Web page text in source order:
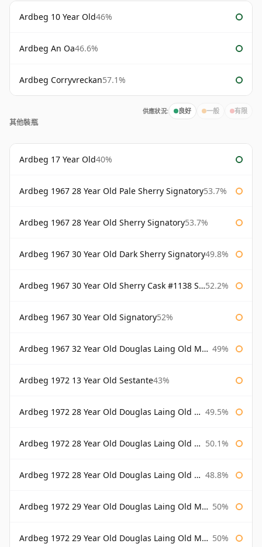
Ardbeg 10 Year Old46%
Ardbeg An Oa46.6%
Ardbeg Corryvreckan57.1%
供應狀況: 良好 一般 有限
其他裝瓶
Ardbeg 17 Year Old40%
Ardbeg 1967 28 Year Old Pale Sherry Signatory53.7%
Ardbeg 1967 28 Year Old Sherry Signatory53.7%
Ardbeg 1967 30 Year Old Dark Sherry Signatory49.8%
Ardbeg 1967 30 Year Old Sherry Cask #1138 Signatory 52.2%
Ardbeg 1967 30 Year Old Signatory52%
Ardbeg 1967 32 Year Old Douglas Laing Old Malt Cask 49%
Ardbeg 1972 13 Year Old Sestante43%
Ardbeg 1972 28 Year Old Douglas Laing Old Malt Cask 49.5%
Ardbeg 1972 28 Year Old Douglas Laing Old Malt Cask Bottled 2000 50.1%
Ardbeg 1972 28 Year Old Douglas Laing Old Malt Cask Bottled 2001 48.8%
Ardbeg 1972 29 Year Old Douglas Laing Old Malt Cask 50%
Ardbeg 1972 29 Year Old Douglas Laing Old Malt Cask Bottled 2001 50%